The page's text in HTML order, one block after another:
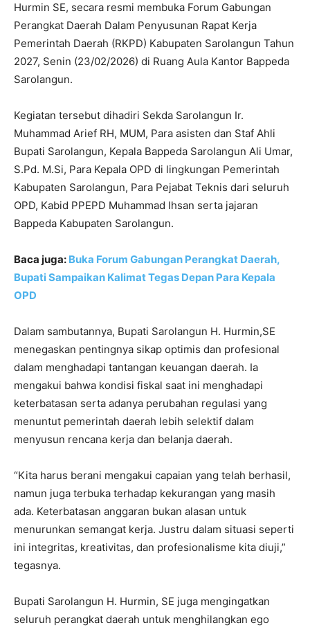
Hurmin SE, secara resmi membuka Forum Gabungan
Perangkat Daerah Dalam Penyusunan Rapat Kerja
Pemerintah Daerah (RKPD) Kabupaten Sarolangun Tahun
2027, Senin (23/02/2026) di Ruang Aula Kantor Bappeda
Sarolangun.
Kegiatan tersebut dihadiri Sekda Sarolangun Ir.
Muhammad Arief RH, MUM, Para asisten dan Staf Ahli
Bupati Sarolangun, Kepala Bappeda Sarolangun Ali Umar,
S.Pd. M.Si, Para Kepala OPD di lingkungan Pemerintah
Kabupaten Sarolangun, Para Pejabat Teknis dari seluruh
OPD, Kabid PPEPD Muhammad Ihsan serta jajaran
Bappeda Kabupaten Sarolangun.
Baca juga: Buka Forum Gabungan Perangkat Daerah,
Bupati Sampaikan Kalimat Tegas Depan Para Kepala
OPD
Dalam sambutannya, Bupati Sarolangun H. Hurmin,SE
menegaskan pentingnya sikap optimis dan profesional
dalam menghadapi tantangan keuangan daerah. Ia
mengakui bahwa kondisi fiskal saat ini menghadapi
keterbatasan serta adanya perubahan regulasi yang
menuntut pemerintah daerah lebih selektif dalam
menyusun rencana kerja dan belanja daerah.
“Kita harus berani mengakui capaian yang telah berhasil,
namun juga terbuka terhadap kekurangan yang masih
ada. Keterbatasan anggaran bukan alasan untuk
menurunkan semangat kerja. Justru dalam situasi seperti
ini integritas, kreativitas, dan profesionalisme kita diuji,”
tegasnya.
Bupati Sarolangun H. Hurmin, SE juga mengingatkan
seluruh perangkat daerah untuk menghilangkan ego